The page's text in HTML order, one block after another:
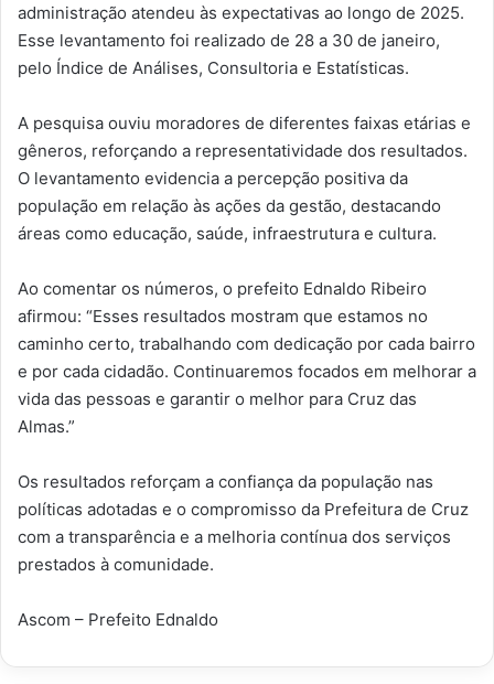
administração atendeu às expectativas ao longo de 2025.
Esse levantamento foi realizado de 28 a 30 de janeiro,
pelo Índice de Análises, Consultoria e Estatísticas.
A pesquisa ouviu moradores de diferentes faixas etárias e
gêneros, reforçando a representatividade dos resultados.
O levantamento evidencia a percepção positiva da
população em relação às ações da gestão, destacando
áreas como educação, saúde, infraestrutura e cultura.
Ao comentar os números, o prefeito Ednaldo Ribeiro
afirmou: “Esses resultados mostram que estamos no
caminho certo, trabalhando com dedicação por cada bairro
e por cada cidadão. Continuaremos focados em melhorar a
vida das pessoas e garantir o melhor para Cruz das
Almas.”
Os resultados reforçam a confiança da população nas
políticas adotadas e o compromisso da Prefeitura de Cruz
com a transparência e a melhoria contínua dos serviços
prestados à comunidade.
Ascom – Prefeito Ednaldo